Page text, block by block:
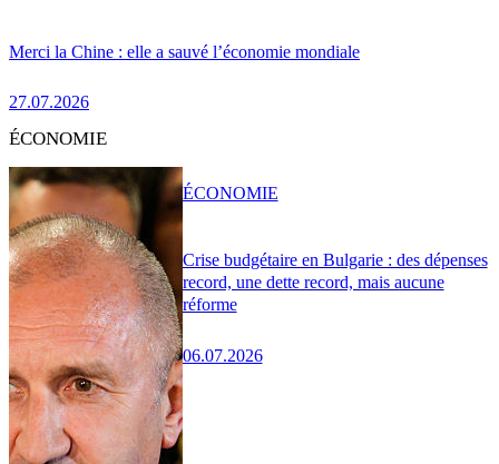
Merci la Chine : elle a sauvé l’économie mondiale
27.07.2026
ÉCONOMIE
Crise budgétaire en Bulgarie : des dépenses
record, une dette record, mais aucune
réforme
06.07.2026
ÉCONOMIE